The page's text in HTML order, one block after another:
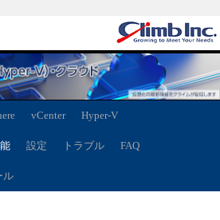
vCenter Hyper-V
設定 トラブル FAQ
ル